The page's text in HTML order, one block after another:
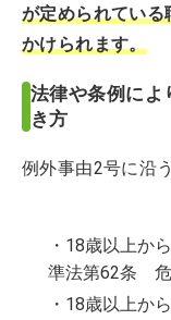
が定められてい
かけられます。
法律や条例によ
き方
例外事由2号に沿
・18歳以上か
準法第62条 危
・18歳以上か